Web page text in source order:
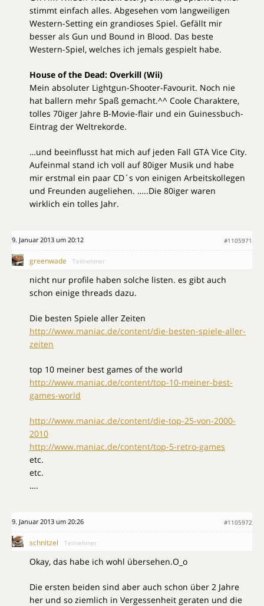
stimmt einfach alles. Abgesehen vom langweiligen
Western-Setting ein grandioses Spiel. Gefällt mir
besser als Gun und Bound in Blood. Das beste
Western-Spiel, welches ich jemals gespielt habe.
House of the Dead: Overkill (Wii)
Mein absoluter Lightgun-Shooter-Favourit. Noch nie
hat ballern mehr Spaß gemacht.^^ Coole Charaktere,
tolles 70iger Jahre B-Movie-flair und ein Guinessbuch-
Eintrag der Weltrekorde.
…und beeinflusst hat mich auf jeden Fall GTA Vice City.
Aufeinmal stand ich voll auf 80iger Musik und habe
mir erstmal ein paar CD´s von einigen Arbeitskollegen
und Freunden augeliehen. …..Die 80iger waren
wirklich ein tolles Jahr.
9. Januar 2013 um 20:12 #1105971
greenwade Teilnehmer
nicht nur profile haben solche listen. es gibt auch
schon einige threads dazu.
Die besten Spiele aller Zeiten
http://www.maniac.de/content/die-besten-spiele-aller-
zeiten
top 10 meiner best games of the world
http://www.maniac.de/content/top-10-meiner-best-
games-world
http://www.maniac.de/content/die-top-25-von-2000-
2010
http://www.maniac.de/content/top-5-retro-games
etc.
etc.
….
9. Januar 2013 um 20:26 #1105972
schnitzel Teilnehmer
Okay, das habe ich wohl übersehen.O_o
Die ersten beiden sind aber auch schon über 2 Jahre
her und so ziemlich in Vergessenheit geraten und die